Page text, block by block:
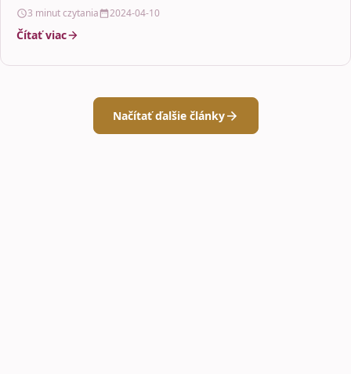
3 minut czytania 2024-04-10
Čítať viac
Načítať ďalšie články